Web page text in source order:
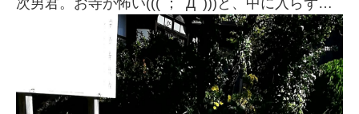
次男君。お寺が怖い((( ；ﾟДﾟ)))と、中に入らず…